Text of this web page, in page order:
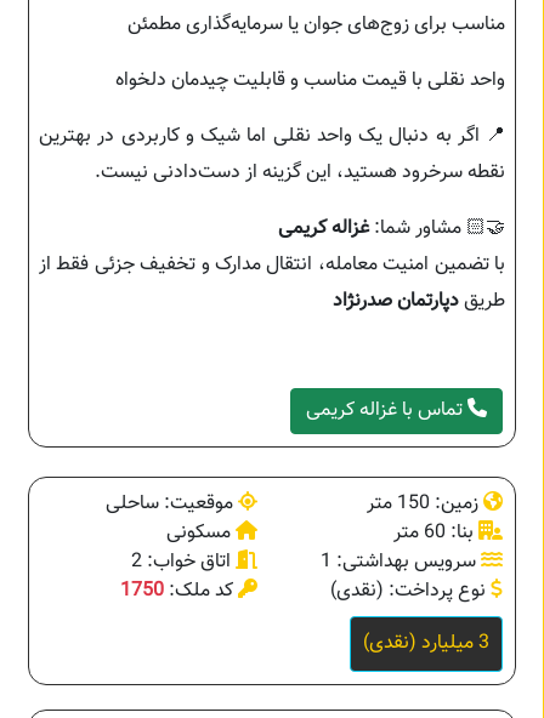
مناسب برای زوج‌های جوان یا سرمایه‌گذاری مطمئن
واحد نقلی با قیمت مناسب و قابلیت چیدمان دلخواه
📍 اگر به دنبال یک واحد نقلی اما شیک و کاربردی در بهترین
نقطه سرخرود هستید، این گزینه از دست‌دادنی نیست.
🤝🏻 مشاور شما:غزاله کریمی
با تضمین امنیت معامله، انتقال مدارک و تخفیف جزئی فقط از
طریقدپارتمان صدرنژاد
تماس با غزاله کریمی
زمین: 150 متر
موقعیت: ساحلی
بنا: 60 متر
مسکونی
سرویس بهداشتی: 1
اتاق خواب: 2
نوع پرداخت: (نقدی)
کد ملک: 1750
3 میلیارد (نقدی)